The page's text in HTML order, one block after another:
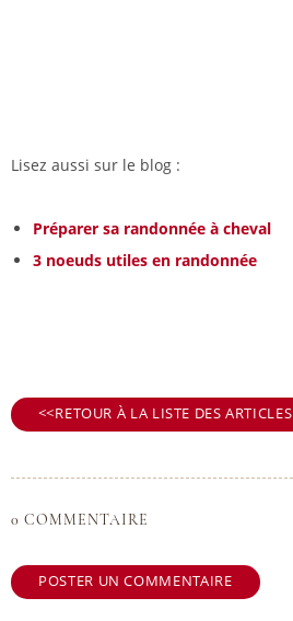
Lisez aussi sur le blog :
Préparer sa randonnée à cheval
3 noeuds utiles en randonnée
RETOUR À LA LISTE DES ARTICLES
0 COMMENTAIRE
POSTER UN COMMENTAIRE